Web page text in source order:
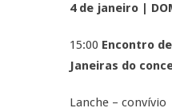
4 de janeiro |
15:00 Encontro
Janeiras do
Lanche – convívio